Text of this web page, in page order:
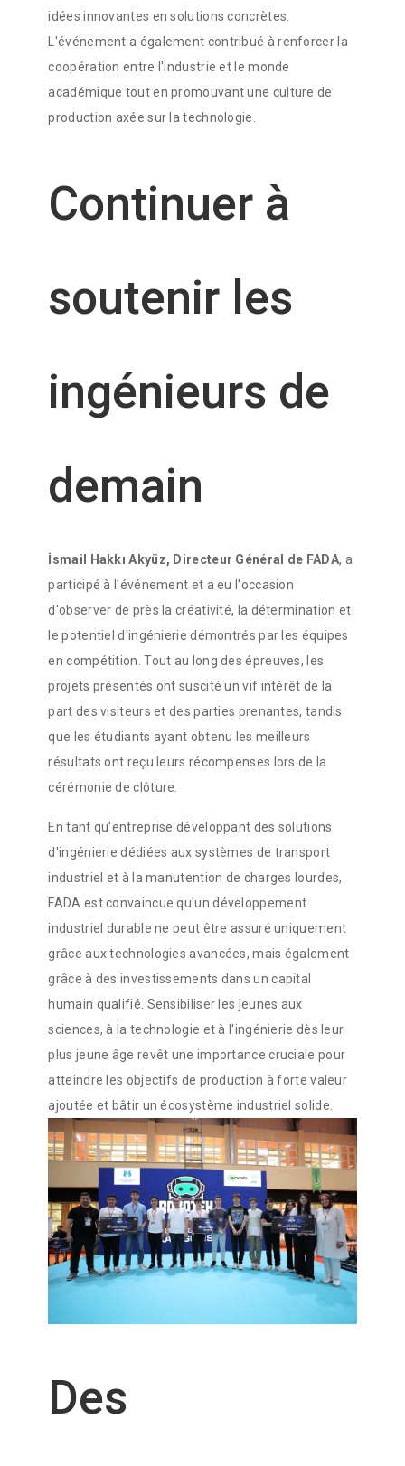
idées innovantes en solutions concrètes.
L'événement a également contribué à renforcer la
coopération entre l'industrie et le monde
académique tout en promouvant une culture de
production axée sur la technologie.
Continuer à
soutenir les
ingénieurs de
demain
İsmail Hakkı Akyüz, Directeur Général de FADA, a
participé à l'événement et a eu l'occasion
d'observer de près la créativité, la détermination et
le potentiel d'ingénierie démontrés par les équipes
en compétition. Tout au long des épreuves, les
projets présentés ont suscité un vif intérêt de la
part des visiteurs et des parties prenantes, tandis
que les étudiants ayant obtenu les meilleurs
résultats ont reçu leurs récompenses lors de la
cérémonie de clôture.
En tant qu'entreprise développant des solutions
d'ingénierie dédiées aux systèmes de transport
industriel et à la manutention de charges lourdes,
FADA est convaincue qu'un développement
industriel durable ne peut être assuré uniquement
grâce aux technologies avancées, mais également
grâce à des investissements dans un capital
humain qualifié. Sensibiliser les jeunes aux
sciences, à la technologie et à l'ingénierie dès leur
plus jeune âge revêt une importance cruciale pour
atteindre les objectifs de production à forte valeur
ajoutée et bâtir un écosystème industriel solide.
Des